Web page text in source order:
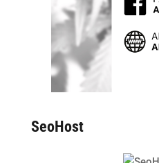
SeoHost